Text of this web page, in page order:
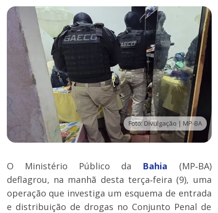
Foto: Divulgação | MP-BA
O Ministério Público da Bahia (MP‑BA)
deflagrou, na manhã desta terça‑feira (9), uma
operação que investiga um esquema de entrada
e distribuição de drogas no Conjunto Penal de